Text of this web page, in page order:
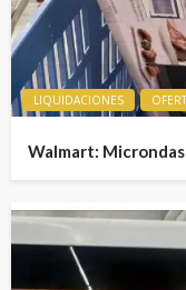
LIQUIDACIONES
Walmart: Microndas